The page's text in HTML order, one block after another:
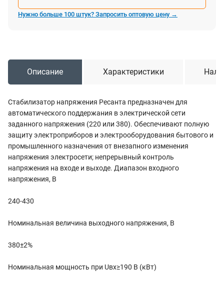
Нужно больше 100 штук? Запросить оптовую цену →
Описание Характеристики
Стабилизатор напряжения Ресанта предназначен для
автоматического поддержания в электрической сети
заданного напряжения (220 или 380). Обеспечивают полную
защиту электроприборов и электрооборудования бытового и
промышленного назначения от внезапного изменения
напряжения электросети; непрерывный контроль
напряжения на входе и выходе. Диапазон входного
напряжения, В
240-430
Номинальная величина выходного напряжения, В
380±2%
Номинальная мощность при Uвх≥190 В (кВт)